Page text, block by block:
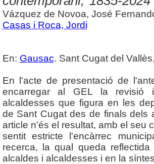
Vázquez de Novoa, José
Casas i Roca, Jordi
En: Gausac. Sant Cugat del
En l'acte de presentació de
encarregar al GEL la revisió
alcaldesses que figura en les
de Sant Cugat des de finals dels
article n'és el resultat, amb el seu
sentit estricte l'encàrrec
recerca, la qual queda
alcaldes i alcaldesses i en la